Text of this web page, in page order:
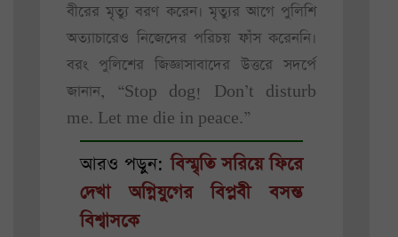
বীরের মৃত্যু বরণ করেন। মৃত্যুর আগে পুলিশি
অত্যাচারেও নিজেদের পরিচয় ফাঁস করেননি।
বরং পুলিশের জিজ্ঞাসাবাদের উত্তরে সদর্পে
জানান, “Stop dog! Don’t disturb
me. Let me die in peace.”
আরও পড়ুন:বিস্মৃতি সরিয়ে ফিরে
দেখা অগ্নিযুগের বিপ্লবী বসন্ত
বিশ্বাসকে